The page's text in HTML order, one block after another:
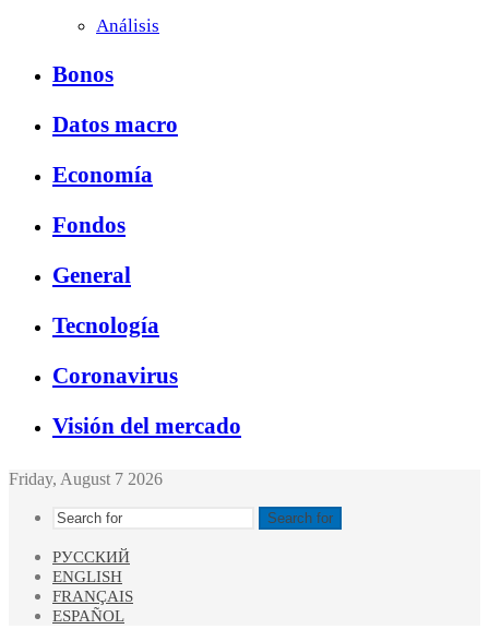
Análisis
Bonos
Datos macro
Economía
Fondos
General
Tecnología
Coronavirus
Visión del mercado
Friday, August 7 2026
Search for
РУССКИЙ
ENGLISH
FRANÇAIS
ESPAÑOL